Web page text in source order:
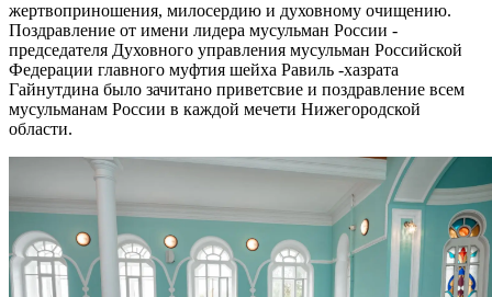
жертвоприношения, милосердию и духовному очищению.
Поздравление от имени лидера мусульман России -
председателя Духовного управления мусульман Российской
Федерации главного муфтия шейха Равиль -хазрата
Гайнутдина было зачитано приветсвие и поздравление всем
мусульманам России в каждой мечети Нижегородской
области.